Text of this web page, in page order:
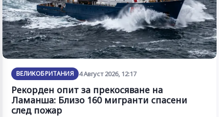
ВЕЛИКОБРИТАНИЯ 4 Август 2026, 12:17
Рекорден опит за прекосяване на
Ламанша: Близо 160 мигранти спасени
след пожар